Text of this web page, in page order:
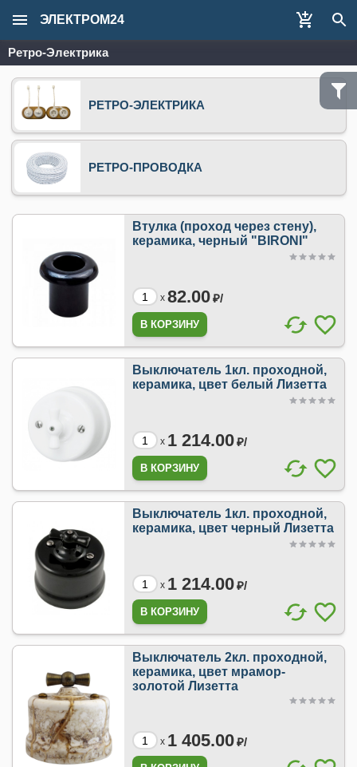
ЭЛЕКТРОМ24
Ретро-Электрика
РЕТРО-ЭЛЕКТРИКА
РЕТРО-ПРОВОДКА
Втулка (проход через стену),
керамика, черный "BIRONI"
x 82.00₽/
Выключатель 1кл. проходной,
керамика, цвет белый Лизетта
x 1 214.00₽/
Выключатель 1кл. проходной,
керамика, цвет черный Лизетта
x 1 214.00₽/
Выключатель 2кл. проходной,
керамика, цвет мрамор-
золотой Лизетта
x 1 405.00₽/